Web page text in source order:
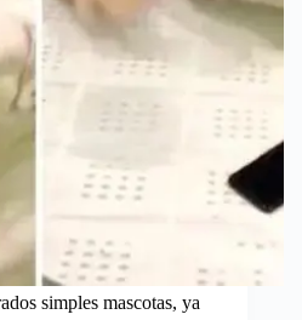
simples mascotas, ya